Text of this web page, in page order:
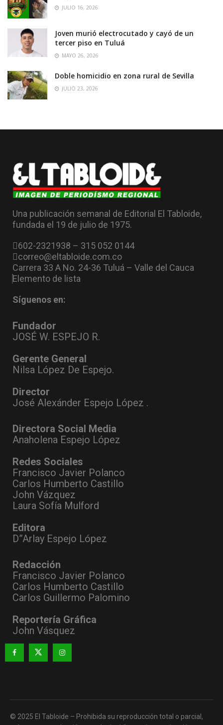
JULIO 16, 2026
Joven murió electrocutado y cayó de un
tercer piso en Tuluá
MAYO 26, 2026
Doble homicidio en zona rural de Sevilla
JULIO 23, 2026
Una publicación semanal de Editorial El Tabloide,
fundada el 19 de julio de 1975.
602-2321938 – 315 052 0144
correo@eltabloide.com.co
Carrera 33 A No. 24-36 Tuluá – Valle del Cauca
Elemento de lista
Síguenos en:
Fundador
JOSÉ W. ESPEJO R.
Gerente General
Nilsa López De Espejo.
Director
José Alexánder Espejo López .
Directora Social Media
Anaholena Espejo López
Redes Sociales
Francisco Javier Polanco
Carlos Humberto Castillo
John Vázquez
Laura Sofía Mulford
Editora
D”Arlay Espejo López
Redacción
Francisco Javier Polanco
Carlos Humberto Castillo
Carlos Guillermo Palomino
Reportería Gráfica
John Vásquez
© 2025 El Tabloide – Prohibida su reproducción total o parcial,